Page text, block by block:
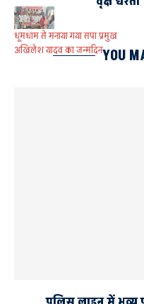
धूमधाम से मनाया गया सपा प्रमुख
अखिलेश यादव का जन्मदिनYOU